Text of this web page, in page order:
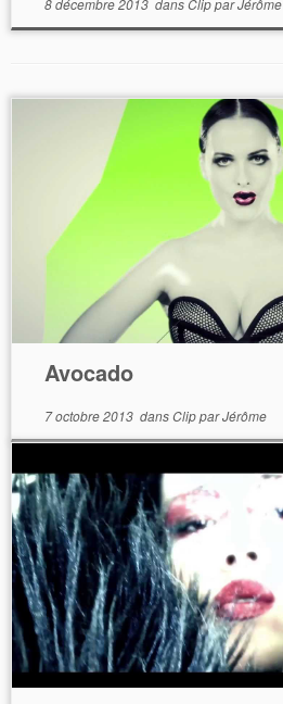
8 décembre 2013dansClipparJérôme
Avocado
7 octobre 2013dansClipparJérôme